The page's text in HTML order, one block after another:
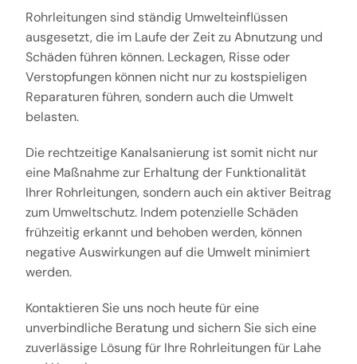
Rohrleitungen sind ständig Umwelteinflüssen
ausgesetzt, die im Laufe der Zeit zu Abnutzung und
Schäden führen können. Leckagen, Risse oder
Verstopfungen können nicht nur zu kostspieligen
Reparaturen führen, sondern auch die Umwelt
belasten.
Die rechtzeitige Kanalsanierung ist somit nicht nur
eine Maßnahme zur Erhaltung der Funktionalität
Ihrer Rohrleitungen, sondern auch ein aktiver Beitrag
zum Umweltschutz. Indem potenzielle Schäden
frühzeitig erkannt und behoben werden, können
negative Auswirkungen auf die Umwelt minimiert
werden.
Kontaktieren Sie uns noch heute für eine
unverbindliche Beratung und sichern Sie sich eine
zuverlässige Lösung für Ihre Rohrleitungen für Lahe